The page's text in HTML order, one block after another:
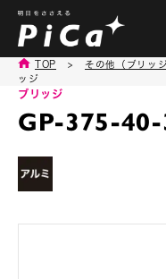
TOP > その他（ブリッ
ッジ
GP-375-40-
ブリッジ